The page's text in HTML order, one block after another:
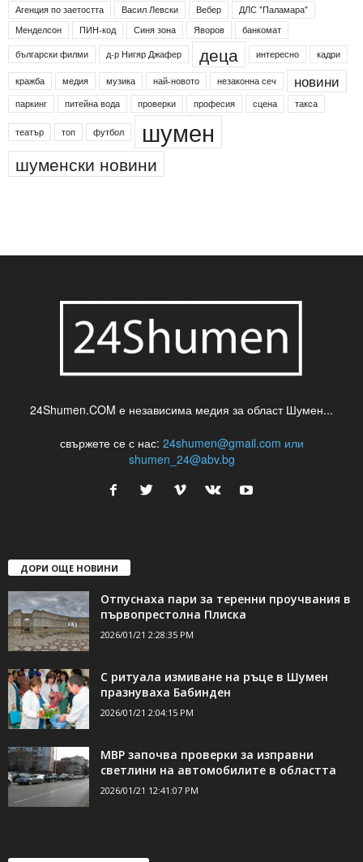
Агенция по заетостта
Васил Левски Вебер
ДЛС "Паламара"
Менделсон
ПИН-код Синя зона Яворов
банкомат
български филми
д-р Нигяр Джафер деца интересно кадри
кражба медия музика най-новото незаконна сеч новини
паркинг питейна вода проверки професия сцена такса
театър топ футбол шумен
шуменски новини
24Shumen.COM е независима медия за област Шумен...
свържете се с нас: 24shumen@gmail.com или
shumen_24@abv.bg
ДОРИ ОЩЕ НОВИНИ
Отпуснаха пари за теренни проучвания в
първопрестолна Плиска
2026/01/21 2:28:35 PM
С ритуала измиване на ръце в Шумен
празнуваха Бабинден
2026/01/21 2:04:15 PM
МВР започва проверки за изправни
светлини на автомобилите в областта
2026/01/21 12:41:07 PM